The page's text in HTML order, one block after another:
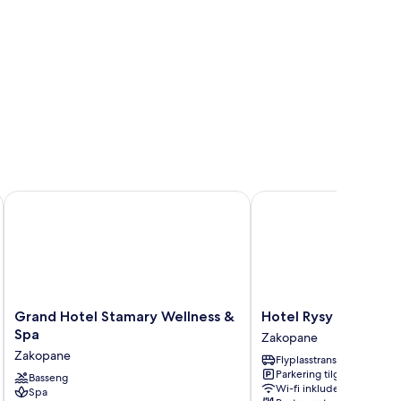
Grand
Hotel
Stamary
Wellness
&
Spa
Grand Hotel Stamary Wellness &
Spa
Zakopane
Basseng
Spa
Grand Hotel Stamary Wellness & Spa
Hotel
Rysy
Zakopane
Hotel Rysy
Zakopane
Flyplasstransport
Parkering tilgjengelig
Wi-fi inkludert
Hotel Rysy